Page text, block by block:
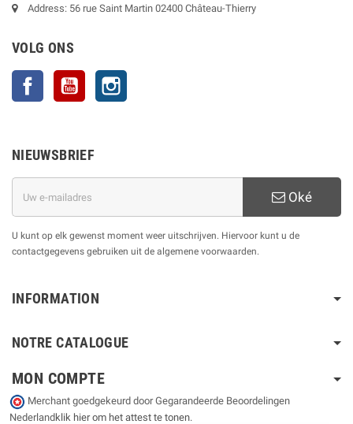
Address: 56 rue Saint Martin 02400 Château-Thierry
VOLG ONS
Facebook YouTube
NIEUWSBRIEF
Oké
U kunt op elk gewenst moment weer uitschrijven. Hiervoor kunt u de
contactgegevens gebruiken uit de algemene voorwaarden.
INFORMATION
NOTRE CATALOGUE
MON COMPTE
Merchant goedgekeurd door Gegarandeerde Beoordelingen
Nederlandklik hier om het attest te tonen.